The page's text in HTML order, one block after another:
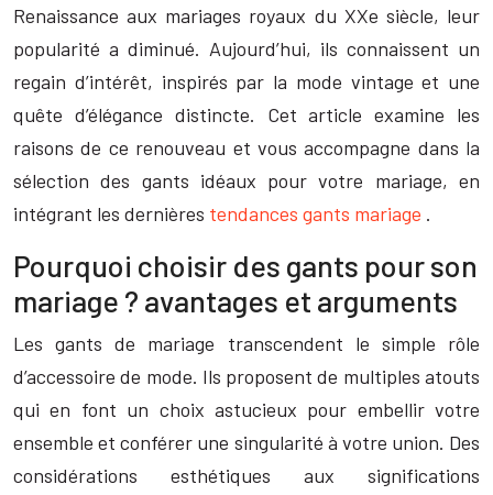
Renaissance aux mariages royaux du XXe siècle, leur
popularité a diminué. Aujourd’hui, ils connaissent un
regain d’intérêt, inspirés par la mode vintage et une
quête d’élégance distincte. Cet article examine les
raisons de ce renouveau et vous accompagne dans la
sélection des gants idéaux pour votre mariage, en
intégrant les dernières tendances gants mariage .
Pourquoi choisir des gants pour son
mariage ? avantages et arguments
Les gants de mariage transcendent le simple rôle
d’accessoire de mode. Ils proposent de multiples atouts
qui en font un choix astucieux pour embellir votre
ensemble et conférer une singularité à votre union. Des
considérations esthétiques aux significations